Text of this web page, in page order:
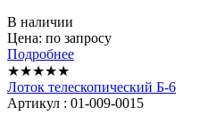
В наличии
Цена: по запросу
Подробнее
★★★★★
Лоток телескопический Б-6
Артикул : 01-009-0015